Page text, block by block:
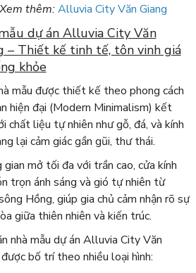
thêm:Alluvia City Văn Giang
dự án Alluvia City Văn
– Thiết kế tinh tế, tôn vinh giá
khỏe
mẫu được thiết kế theo phong cách
hiện đại (Modern Minimalism) kết
chất liệu tự nhiên như gỗ, đá, và kính
lại cảm giác gần gũi, thư thái.
gian mở tối đa với trần cao, cửa kính
trọn ánh sáng và gió tự nhiên từ
Hồng, giúp gia chủ cảm nhận rõ sự
giữa thiên nhiên và kiến trúc.
nhà mẫu dự án Alluvia City Văn
bố trí theo nhiều loại hình: